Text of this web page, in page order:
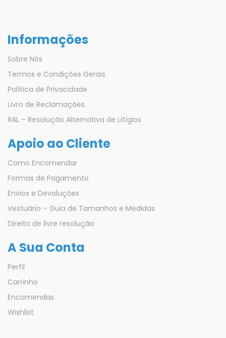
Informações
Sobre Nós
Termos e Condições Gerais
Política de Privacidade
Livro de Reclamações
RAL – Resolução Alternativa de Litígios
Apoio ao Cliente
Como Encomendar
Formas de Pagamento
Envios e Devoluções
Vestuário – Guia de Tamanhos e Medidas
Direito de livre resolução
A Sua Conta
Perfil
Carrinho
Encomendas
Wishlist